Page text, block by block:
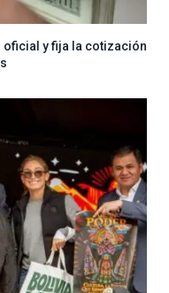
oficial y fija la cotización